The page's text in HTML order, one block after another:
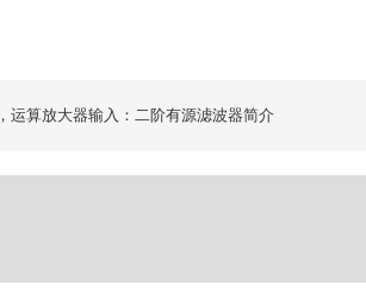
运算放大器输入：二阶有源滤波器简介